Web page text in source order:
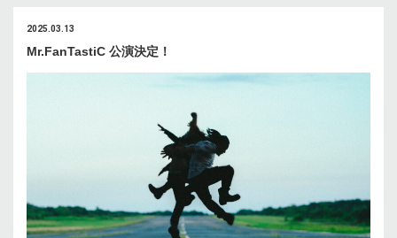
2025.03.13
Mr.FanTastiC 公演決定！